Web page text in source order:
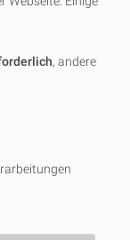
, andere